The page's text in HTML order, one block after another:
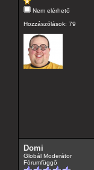
Nem elérhető
Hozzászólások: 79
Domi
Globál Moderátor
Fórumfüggő